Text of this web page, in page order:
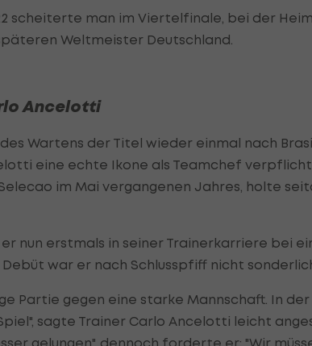
scheiterte man im Viertelfinale, bei der
Weltmeister Deutschland.
Ancelotti
Wartens der Titel wieder einmal nach
eine echte Ikone als Teamchef
im Mai vergangenen Jahres, holte
nun erstmals in seiner Trainerkarriere bei
war er nach Schlusspfiff nicht
Partie gegen eine starke Mannschaft. In
sagte Trainer Carlo Ancelotti leicht
gelungen", dennoch forderte er: "Wir